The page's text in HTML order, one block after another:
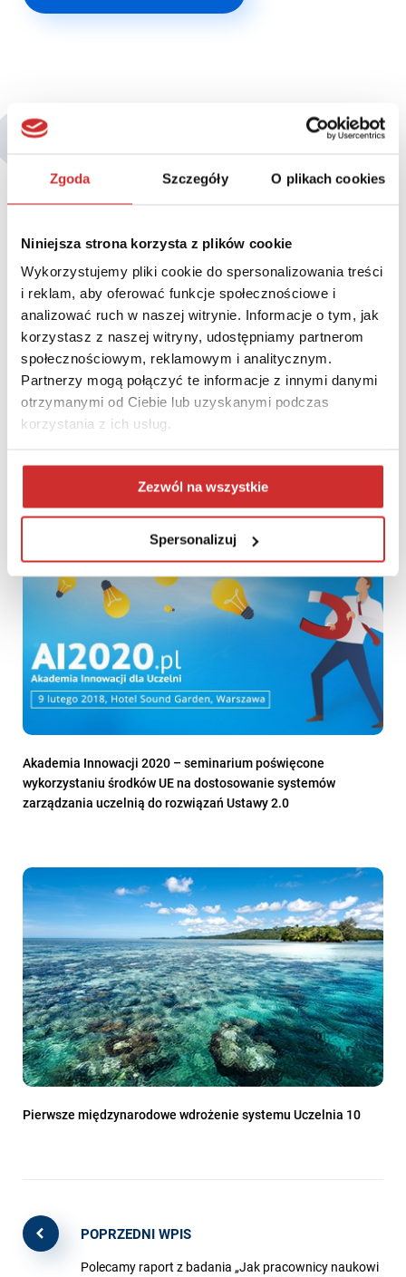
Zgoda Szczegóły O plikach cookies
Niniejsza strona korzysta z plików cookie
Wykorzystujemy pliki cookie do spersonalizowania treści
i reklam, aby oferować funkcje społecznościowe i
analizować ruch w naszej witrynie. Informacje o tym, jak
korzystasz z naszej witryny, udostępniamy partnerom
społecznościowym, reklamowym i analitycznym.
Partnerzy mogą połączyć te informacje z innymi danymi
otrzymanymi od Ciebie lub uzyskanymi podczas
korzystania z ich usług.
Zezwól na wszystkie
Spersonalizuj
Być może zainteresują Cię także:
Akademia Innowacji 2020 – seminarium poświęcone
wykorzystaniu środków UE na dostosowanie systemów
zarządzania uczelnią do rozwiązań Ustawy 2.0
Pierwsze międzynarodowe wdrożenie systemu Uczelnia 10
POPRZEDNI WPIS
Polecamy raport z badania „Jak pracownicy naukowi